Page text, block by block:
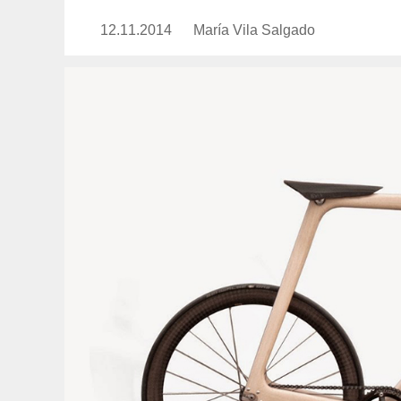
Publicado
12.11.2014 https://www.experimenta.es/
María Vila Salgado